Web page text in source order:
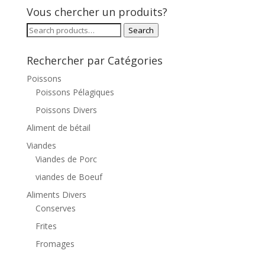
Vous chercher un produits?
Search
Search
Rechercher par Catégories
Poissons
Poissons Pélagiques
Poissons Divers
Aliment de bétail
Viandes
Viandes de Porc
viandes de Boeuf
Aliments Divers
Conserves
Frites
Fromages